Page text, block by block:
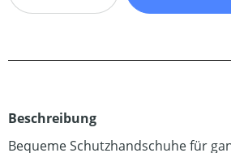
Beschreibung
Bequeme Schutzhandschuhe für